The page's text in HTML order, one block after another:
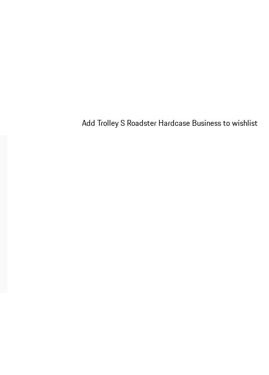
Add Trolley S Roadster Hardcase Business to wishlist